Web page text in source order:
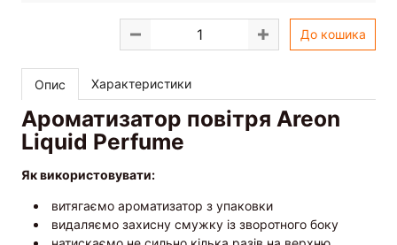
До кошика
Опис Характеристики
Ароматизатор повітря Areon
Liquid Perfume
Як використовувати:
витягаємо ароматизатор з упаковки
видаляємо захисну смужку із зворотного боку